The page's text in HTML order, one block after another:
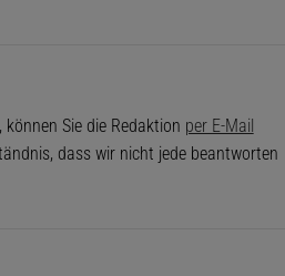
Sie die Redaktion per E-Mail
dass wir nicht jede beantworten